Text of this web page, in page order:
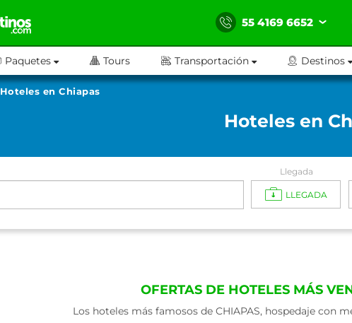
55 4169 6652
Paquetes Tours Transportación Destinos
Hoteles en Chiapas
Hoteles en
Llegada
LLEGADA
OFERTAS DE HOTELES MÁS
Los hoteles más famosos de CHIAPAS, hospedaje con